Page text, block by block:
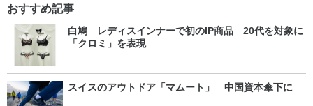
おすすめ記事
白鳩 レディスインナーで初のIP商品 20代を対象に
「クロミ」を表現
スイスのアウトドア「マムート」 中国資本傘下に